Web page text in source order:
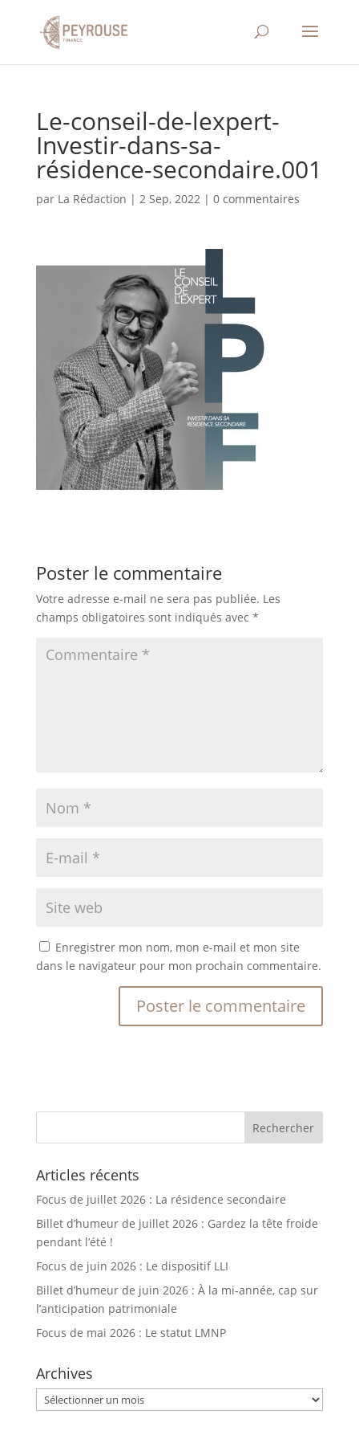
Le-conseil-de-lexpert-
Investir-dans-sa-
résidence-secondaire.001
par La Rédaction | 2 Sep, 2022| 0 commentaires
Poster le commentaire
Votre adresse e-mail ne sera pas publiée. Les
champs obligatoires sont indiqués avec *
Enregistrer mon nom, mon e-mail et mon site
dans le navigateur pour mon prochain commentaire.
Articles récents
Focus de juillet 2026 : La résidence secondaire
Billet d’humeur de juillet 2026 : Gardez la tête froide
pendant l’été !
Focus de juin 2026 : Le dispositif LLI
Billet d’humeur de juin 2026 : À la mi-année, cap sur
l’anticipation patrimoniale
Focus de mai 2026 : Le statut LMNP
Archives
Archives